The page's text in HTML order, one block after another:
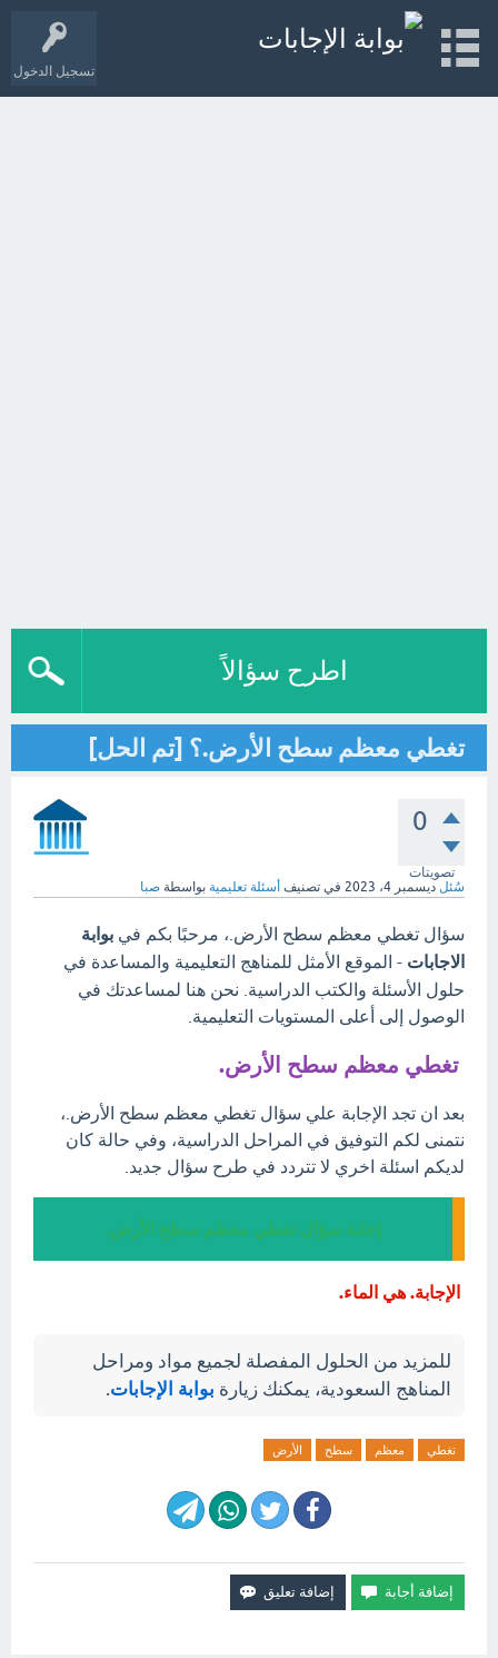
تسجيل الدخول
اطرح سؤالاً
تغطي معظم سطح الأرض.؟ [تم الحل]
0
تصويتات
سُئل ديسمبر 4، 2023 في تصنيف أسئلة تعليمية بواسطة صبا
سؤال تغطي معظم سطح الأرض.، مرحبًا بكم في بوابة
الاجابات - الموقع الأمثل للمناهج التعليمية والمساعدة في
حلول الأسئلة والكتب الدراسية. نحن هنا لمساعدتك في
الوصول إلى أعلى المستويات التعليمية.
تغطي معظم سطح الأرض.
بعد ان تجد الإجابة علي سؤال تغطي معظم سطح الأرض.،
نتمنى لكم التوفيق في المراحل الدراسية، وفي حالة كان
لديكم اسئلة اخري لا تتردد في طرح سؤال جديد.
إجابة سؤال تغطي معظم سطح الأرض.
الإجابة. هي الماء.
للمزيد من الحلول المفصلة لجميع مواد ومراحل
المناهج السعودية، يمكنك زيارة بوابة الإجابات.
تغطي معظم سطح الأرض